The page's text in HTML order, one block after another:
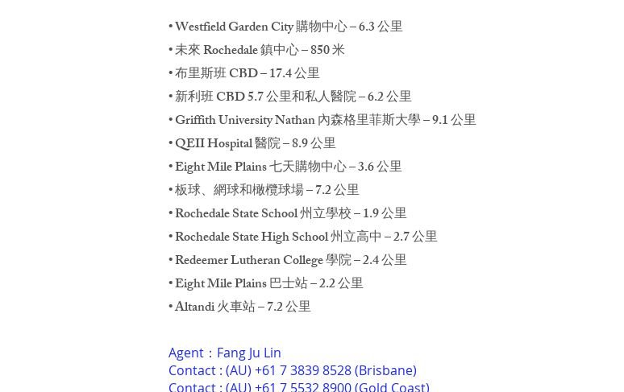
• Westfield Garden City 購物中心 – 6.3 公里
• 未來 Rochedale 鎮中心 – 850 米
• 布里斯班 CBD – 17.4 公里
• 新利班 CBD 5.7 公里和私人醫院 – 6.2 公里
• Griffith University Nathan 內森格里菲斯大學 – 9.1 公里
• QEII Hospital 醫院 – 8.9 公里
• Eight Mile Plains 七天購物中心 – 3.6 公里
• 板球、網球和橄欖球場 – 7.2 公里
• Rochedale State School 州立學校 – 1.9 公里
• Rochedale State High School 州立高中 – 2.7 公里
• Redeemer Lutheran College 學院 – 2.4 公里
• Eight Mile Plains 巴士站 – 2.2 公里
• Altandi 火車站 – 7.2 公里
Agent：Fang Ju Lin
Contact : (AU) +61 7 3839 8528 (Brisbane)
Contact : (AU) +61 7 5532 8900 (Gold Coast)